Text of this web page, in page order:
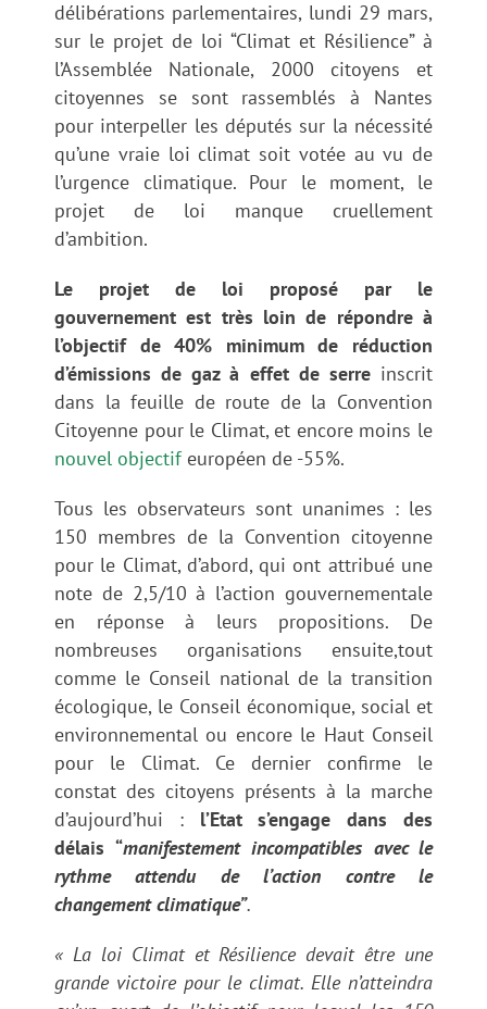
délibérations parlementaires, lundi 29 mars,
sur le projet de loi “Climat et Résilience” à
l’Assemblée Nationale, 2000 citoyens et
citoyennes se sont rassemblés à Nantes
pour interpeller les députés sur la nécessité
qu’une vraie loi climat soit votée au vu de
l’urgence climatique. Pour le moment, le
projet de loi manque cruellement
d’ambition.
Le projet de loi proposé par le
gouvernement est très loin de répondre à
l’objectif de 40% minimum de réduction
d’émissions de gaz à effet de serreinscrit
dans la feuille de route de la Convention
Citoyenne pour le Climat, et encore moins le
nouvel objectifeuropéen de -55%.
Tous les observateurs sont unanimes : les
150 membres de la Convention citoyenne
pour le Climat, d’abord, qui ont attribué une
note de 2,5/10 à l’action gouvernementale
en réponse à leurs propositions. De
nombreuses organisations ensuite,tout
comme le Conseil national de la transition
écologique, le Conseil économique, social et
environnemental ou encore le Haut Conseil
pour le Climat. Ce dernier confirme le
constat des citoyens présents à la marche
d’aujourd’hui : l’Etat s’engage dans des
délais “manifestement incompatibles avec le
rythme attendu de l’action contre le
changement climatique”.
« La loi Climat et Résilience devait être une
grande victoire pour le climat. Elle n’atteindra